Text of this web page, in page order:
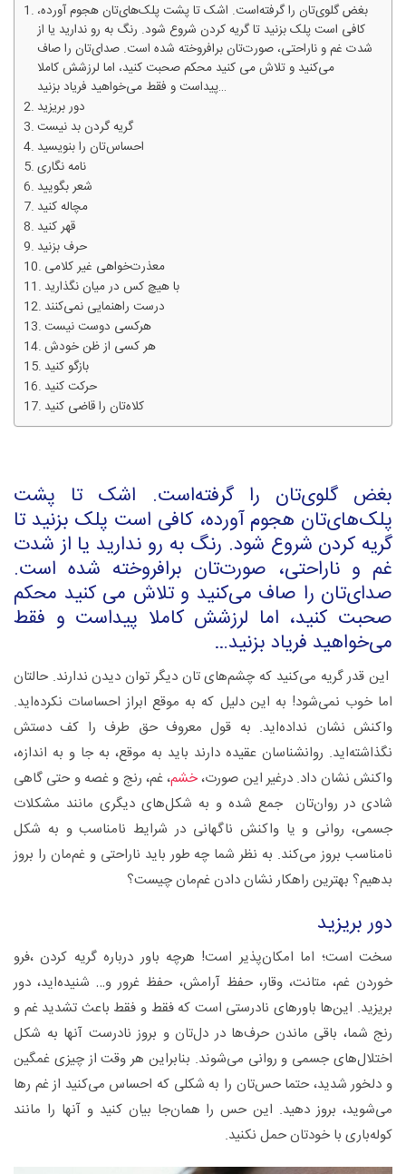
بغض گلوی‌تان را گرفته‌است. اشک تا پشت پلک‌های‌تان هجوم آورده،
کافی است پلک بزنید تا گریه کردن شروع شود. رنگ به رو ندارید یا از
شدت غم و ناراحتی، صورت‌تان برافروخته شده است. صدای‌تان را صاف
می‌کنید و تلاش می‌ کنید محکم صحبت کنید، اما لرزشش کاملا
پیداست و فقط می‌خواهید فریاد بزنید…
دور بریزید
گریه گردن بد نیست
احساس‌تان را بنویسید
نامه نگاری
شعر بگویید
مچاله کنید
قهر کنید
حرف بزنید
معذرت‌خواهی غیر کلامی
با هیچ کس در میان نگذارید
درست راهنمایی نمی‌کنند
هرکسی دوست نیست
هر کسی از ظن خودش
بازگو کنید
حرکت کنید
کلاه‌تان را قاضی کنید
بغض گلوی‌تان را گرفته‌است. اشک تا پشت
پلک‌های‌تان هجوم آورده، کافی است پلک بزنید تا
گریه کردن شروع شود. رنگ به رو ندارید یا از شدت
غم و ناراحتی، صورت‌تان برافروخته شده است.
صدای‌تان را صاف می‌کنید و تلاش می‌ کنید محکم
صحبت کنید، اما لرزشش کاملا پیداست و فقط
می‌خواهید فریاد بزنید…
این قدر گریه می‌کنید که چشم‌های‌ تان دیگر توان دیدن ندارند. حالتان
اما خوب نمی‌شود! به این دلیل که به موقع ابراز احساسات نکرده‌اید.
واکنش نشان نداده‌اید. به قول معروف حق طرف را کف دستش
نگذاشته‌اید. روانشناسان عقیده دارند باید به موقع، به جا و به اندازه،
واکنش نشان داد. درغیر این صورت،خشم، غم، رنج و غصه و حتی گاهی
شادی‌ در روان‌تان جمع شده و به شکل‌های دیگری مانند مشکلات
جسمی، روانی و یا واکنش ناگهانی در شرایط نامناسب و به شکل
نامناسب بروز می‌کند. به نظر شما چه طور باید ناراحتی و غم‌مان را بروز
بدهیم؟ بهترین راهکار نشان دادن غم‌مان چیست؟
دور بریزید
سخت است؛ اما امکان‌پذیر است! هرچه باور درباره گریه کردن ،فرو
خوردن غم، متانت، وقار، حفظ آرامش، حفظ غرور و… شنیده‌اید، دور
بریزید. این‌ها باورهای نادرستی است که فقط و فقط باعث تشدید غم و
رنج شما، باقی ماندن حرف‌ها در دل‌تان و بروز نادرست آنها به شکل‌
اختلال‌های جسمی و روانی می‌شوند. بنابراین هر وقت از چیزی غمگین
و دلخور شدید، حتما حس‌تان را به شکلی که احساس می‌کنید از غم رها
می‌شوید، بروز دهید. این حس را همان‌جا بیان کنید و آنها را مانند
کوله‌باری با خودتان حمل نکنید.